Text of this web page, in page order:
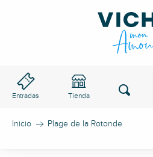
Entradas Tienda Buscar
Inicio Plage de la Rotonde